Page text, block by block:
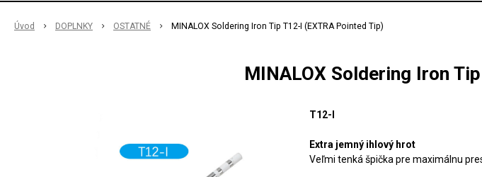
Úvod DOPLNKY OSTATNÉ MINALOX Soldering Iron Tip T12-I (EXTRA Pointed Tip)
MINALOX Soldering Iron
T12-I
Extra jemný ihlový hrot
Veľmi tenká špička pre maximálnu